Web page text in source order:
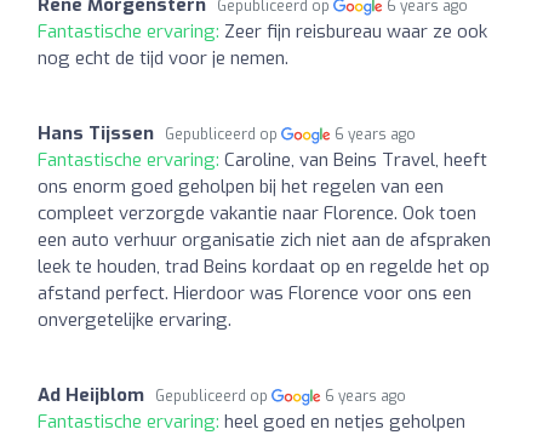
Gepubliceerd op 6 years ago
Fantastische ervaring: Zeer fijn reisbureau waar ze ook
nog echt de tijd voor je nemen.
Hans Tijssen Gepubliceerd op 6 years ago
Fantastische ervaring: Caroline, van Beins Travel, heeft
ons enorm goed geholpen bij het regelen van een
compleet verzorgde vakantie naar Florence. Ook toen
een auto verhuur organisatie zich niet aan de afspraken
leek te houden, trad Beins kordaat op en regelde het op
afstand perfect. Hierdoor was Florence voor ons een
onvergetelijke ervaring.
Ad Heijblom Gepubliceerd op 6 years ago
Fantastische ervaring: heel goed en netjes geholpen